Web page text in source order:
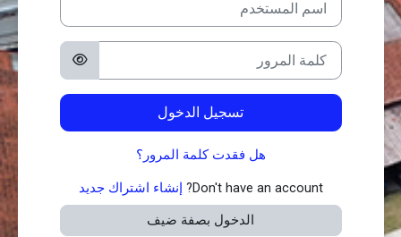
كلمة المرور
تسجيل الدخول
هل فقدت كلمة المرور؟
Don't have an account?
إنشاء اشتراك جديد
الدخول بصفة ضيف